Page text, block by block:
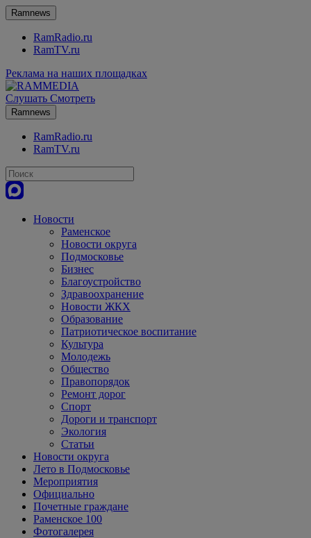
Ramnews
RamRadio.ru
RamTV.ru
Реклама на наших площадках
Слушать Смотреть
Ramnews
RamRadio.ru
RamTV.ru
Новости
Раменское
Новости округа
Подмосковье
Бизнес
Благоустройство
Здравоохранение
Новости ЖКХ
Образование
Патриотическое воспитание
Культура
Молодежь
Общество
Правопорядок
Ремонт дорог
Спорт
Дороги и транспорт
Экология
Статьи
Новости округа
Лето в Подмосковье
Мероприятия
Официально
Почетные граждане
Раменское 100
Фотогалерея